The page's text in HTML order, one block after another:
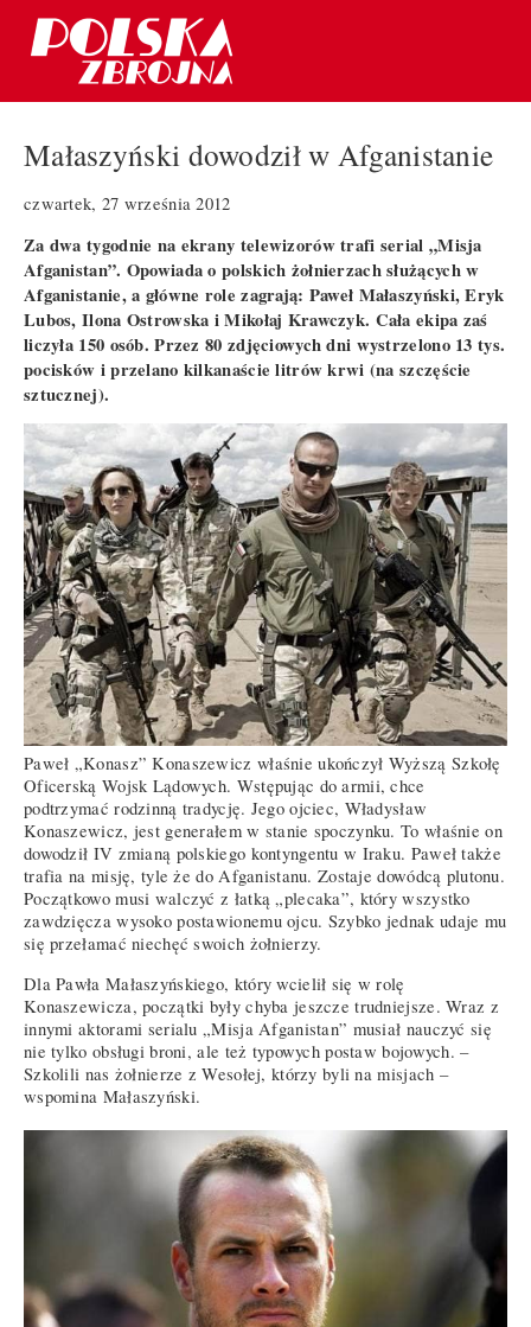
Małaszyński dowodził w Afganistanie
czwartek, 27 września 2012
Za dwa tygodnie na ekrany telewizorów trafi serial „Misja
Afganistan”. Opowiada o polskich żołnierzach służących w
Afganistanie, a główne role zagrają: Paweł Małaszyński, Eryk
Lubos, Ilona Ostrowska i Mikołaj Krawczyk. Cała ekipa zaś
liczyła 150 osób. Przez 80 zdjęciowych dni wystrzelono 13 tys.
pocisków i przelano kilkanaście litrów krwi (na szczęście
sztucznej).
Paweł „Konasz” Konaszewicz właśnie ukończył Wyższą Szkołę
Oficerską Wojsk Lądowych. Wstępując do armii, chce
podtrzymać rodzinną tradycję. Jego ojciec, Władysław
Konaszewicz, jest generałem w stanie spoczynku. To właśnie on
dowodził IV zmianą polskiego kontyngentu w Iraku. Paweł także
trafia na misję, tyle że do Afganistanu. Zostaje dowódcą plutonu.
Początkowo musi walczyć z łatką „plecaka”, który wszystko
zawdzięcza wysoko postawionemu ojcu. Szybko jednak udaje mu
się przełamać niechęć swoich żołnierzy.
Dla Pawła Małaszyńskiego, który wcielił się w rolę
Konaszewicza, początki były chyba jeszcze trudniejsze. Wraz z
innymi aktorami serialu „Misja Afganistan” musiał nauczyć się
nie tylko obsługi broni, ale też typowych postaw bojowych. –
Szkolili nas żołnierze z Wesołej, którzy byli na misjach –
wspomina Małaszyński.